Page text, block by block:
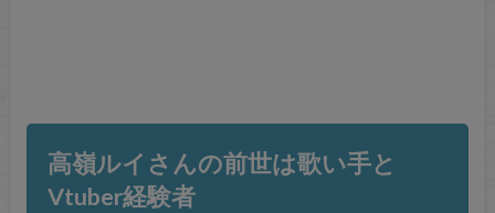
高嶺ルイさんの前世は歌い手と
Vtuber経験者